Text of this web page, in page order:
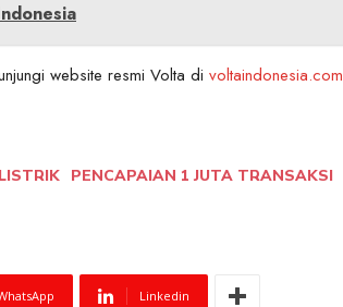
website resmi Volta di voltaindonesia.com
PENCAPAIAN 1 JUTA TRANSAKSI
Linkedin